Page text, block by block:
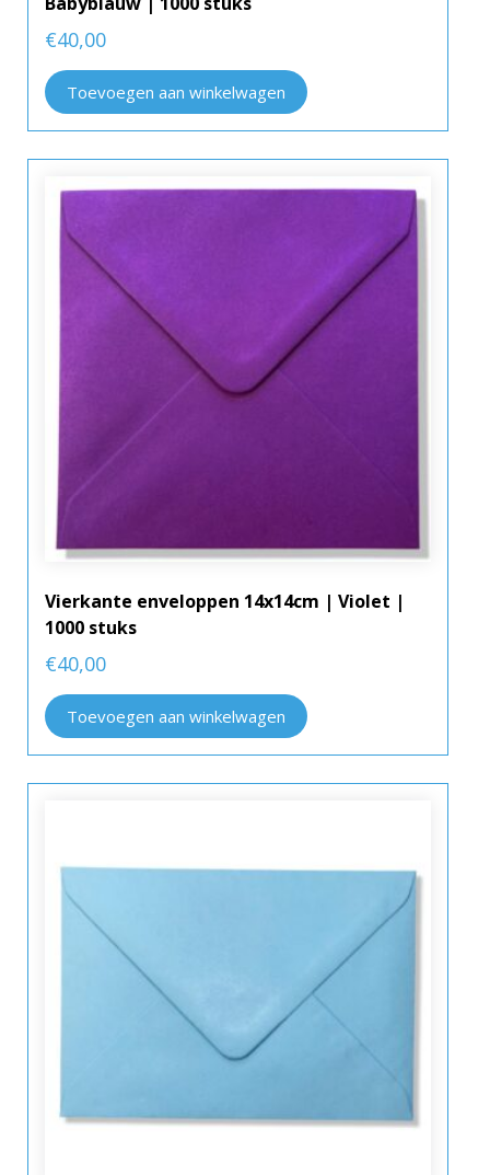
€40,00
Toevoegen aan winkelwagen
Vierkante enveloppen 14x14cm | Violet |
1000 stuks
€40,00
Toevoegen aan winkelwagen